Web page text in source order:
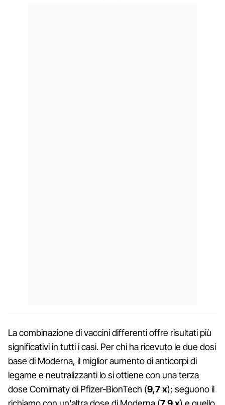
La combinazione di vaccini differenti offre risultati più
significativi in tutti i casi. Per chi ha ricevuto le due dosi
base di Moderna, il miglior aumento di anticorpi di
legame e neutralizzanti lo si ottiene con una terza
dose Comirnaty di Pfizer-BionTech (9,7 x); seguono il